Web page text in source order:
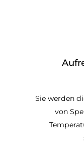
Sie werden
von